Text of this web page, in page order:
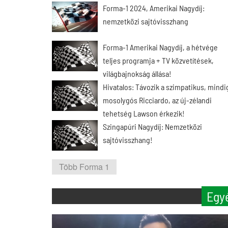
Forma-1 2024, Amerikai Nagydíj:
nemzetközi sajtóvisszhang
Forma-1 Amerikai Nagydíj, a hétvége
teljes programja + TV közvetítések,
világbajnokság állása!
Hivatalos: Távozik a szimpatikus,
mosolygós Ricciardo, az új-zélandi
tehetség Lawson érkezik!
Szingapúri Nagydíj: Nemzetközi
sajtóvisszhang!
Több Forma 1